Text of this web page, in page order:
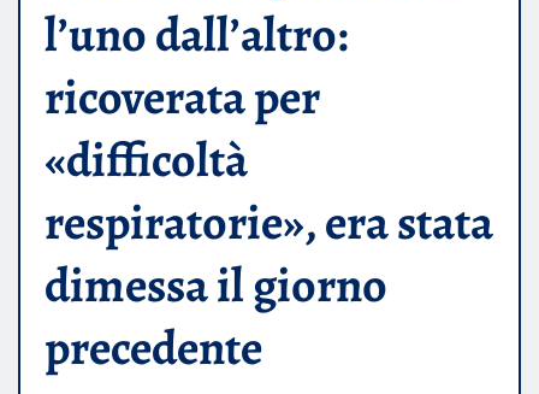
l’uno dall’altro:
ricoverata per
«difficoltà
respiratorie», era stata
dimessa il giorno
precedente